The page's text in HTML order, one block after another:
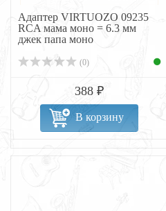
Адаптер VIRTUOZO 09235
RCA мама моно = 6.3 мм
джек папа моно
(0)
388 ₽
В корзину